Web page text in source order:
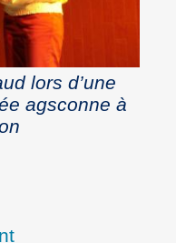
lors d’une
agsconne à